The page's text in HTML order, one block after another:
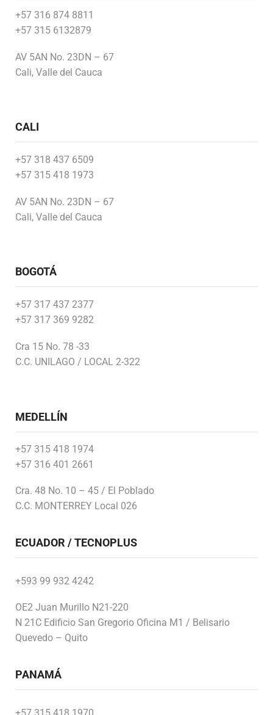
+57 316 874 8811
+57 315 6132879
AV 5AN No. 23DN – 67
Cali, Valle del Cauca
CALI
+57 318 437 6509
+57 315 418 1973
AV 5AN No. 23DN – 67
Cali, Valle del Cauca
BOGOTÁ
+57 317 437 2377
+57 317 369 9282
Cra 15 No. 78 -33
C.C. UNILAGO / LOCAL 2-322
MEDELLÍN
+57 315 418 1974
+57 316 401 2661
Cra. 48 No. 10 – 45 / El Poblado
C.C. MONTERREY Local 026
ECUADOR / TECNOPLUS
+593 99 932 4242
OE2 Juan Murillo N21-220
N 21C Edificio San Gregorio Oficina M1 / Belisario
Quevedo – Quito
PANAMÁ